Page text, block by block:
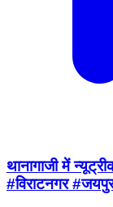
थानागाजी में
#विराटनगर